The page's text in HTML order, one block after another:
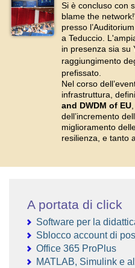
Si è concluso con
blame the
presso
a Teduccio.
in presenza sia su
raggiungimento
prefissato.
Nel corso
infrastruttura,
and DWDM of EU,
dell’incremento
miglioramento
resilienza, e tanto
A portata di click
Software per la
Sblocco account di
Office 365 ProPlus
MATLAB, Simulink e